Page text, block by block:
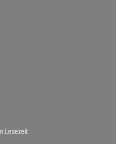
Lesezeit